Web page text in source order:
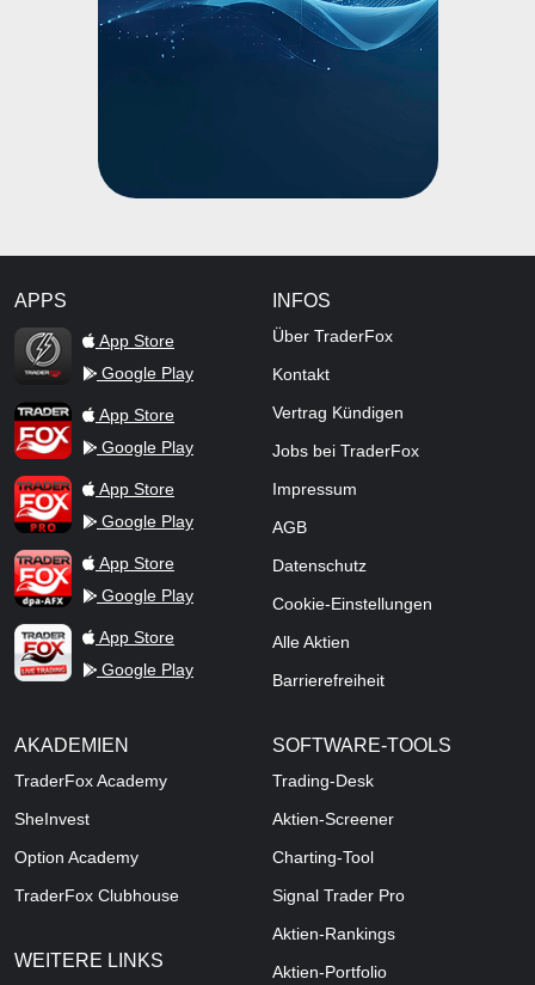
APPS
TraderFox Flash
App Store
Google Play
TraderFox AppApp Store
Google Play
TraderFox ProApp Store
Google Play
TraderFox dpa-AFX ProFeed
App Store
Google Play
TraderFox Live Trading
App Store
Google Play
INFOS
Über TraderFox
Kontakt
Vertrag Kündigen
Jobs bei TraderFox
Impressum
AGB
Datenschutz
Cookie-Einstellungen
Alle Aktien
Barrierefreiheit
AKADEMIEN
TraderFox Academy
SheInvest
Option Academy
TraderFox Clubhouse
WEITERE LINKS
SOFTWARE-TOOLS
Trading-Desk
Aktien-Screener
Charting-Tool
Signal Trader Pro
Aktien-Rankings
Aktien-Portfolio